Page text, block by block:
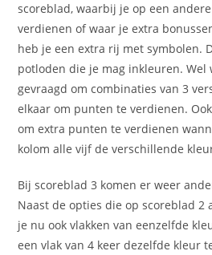
scoreblad, waarbij je op een
verdienen of waar je extra
heb je een extra rij met symbolen.
potloden die je mag inkleuren.
gevraagd om combinaties van 3
elkaar om punten te verdienen.
om extra punten te verdienen
kolom alle vijf de verschillende
Bij scoreblad 3 komen er weer
Naast de opties die op scoreblad 2
je nu ook vlakken van eenzelfde
een vlak van 4 keer dezelfde kleur